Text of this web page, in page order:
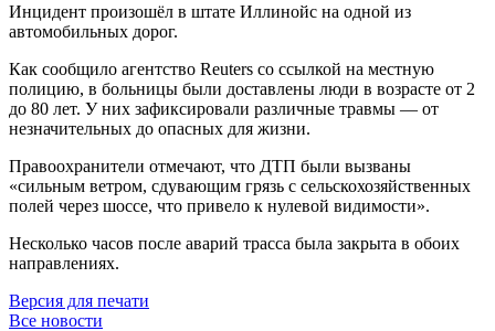
Инцидент произошёл в штате Иллинойс на одной из
автомобильных дорог.
Как сообщило агентство Reuters со ссылкой на местную
полицию, в больницы были доставлены люди в возрасте от 2
до 80 лет. У них зафиксировали различные травмы — от
незначительных до опасных для жизни.
Правоохранители отмечают, что ДТП были вызваны
«сильным ветром, сдувающим грязь с сельскохозяйственных
полей через шоссе, что привело к нулевой видимости».
Несколько часов после аварий трасса была закрыта в обоих
направлениях.
Версия для печати
Все новости